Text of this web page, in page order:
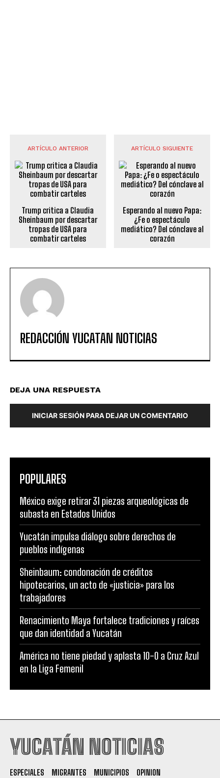
ARTÍCULO ANTERIOR
Trump critica a Claudia
Sheinbaum por descartar
tropas de USA para
combatir carteles
ARTÍCULO SIGUIENTE
Esperando al nuevo Papa:
¿Fe o espectáculo
mediático? Del cónclave al
corazón
REDACCIÓN YUCATAN NOTICIAS
DEJA UNA RESPUESTA
INICIAR SESIÓN PARA DEJAR UN COMENTARIO
POPULARES
México exige retirar 31 piezas arqueológicas de
subasta en Estados Unidos
Yucatán impulsa diálogo sobre derechos de
pueblos indígenas
Sheinbaum: condonación de créditos
hipotecarios, un acto de «justicia» para los
trabajadores
Renacimiento Maya fortalece tradiciones y raíces
que dan identidad a Yucatán
América no tiene piedad y aplasta 10-0 a Cruz Azul
en la Liga Femenil
YUCATÁN NOTICIAS
ESPECIALES MIGRANTES MUNICIPIOS
OPINION